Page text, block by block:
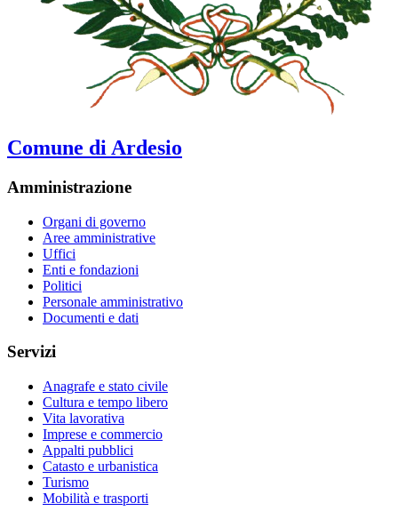
Comune di Ardesio
Amministrazione
Organi di governo
Aree amministrative
Uffici
Enti e fondazioni
Politici
Personale amministrativo
Documenti e dati
Servizi
Anagrafe e stato civile
Cultura e tempo libero
Vita lavorativa
Imprese e commercio
Appalti pubblici
Catasto e urbanistica
Turismo
Mobilità e trasporti